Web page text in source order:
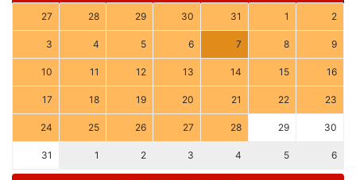
27 28 29 30 31 1 2
3 4 5 6 7 8 9
10 11 12 13 14 15 16
17 18 19 20 21 22 23
24 25 26 27 28 29 30
31 1 2 3 4 5 6